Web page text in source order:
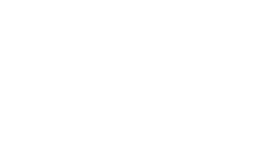
yoğun olarak araştırılıyor. Herhangi bir
olarak hızlı bir şekilde
bağlanmayı tek başınıza
Pek çok kullanıcılar
alanda yer alabildiğini vurguluyor.